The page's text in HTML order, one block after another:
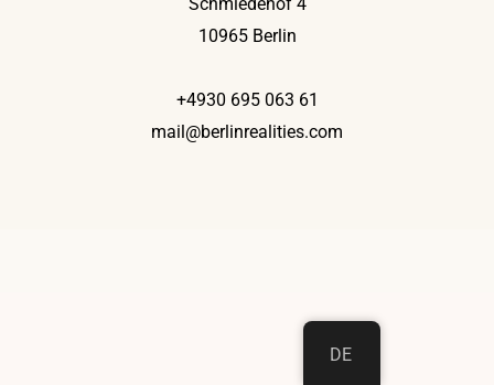
Schmiedehof 4
10965 Berlin
+4930 695 063 61
mail@berlinrealities.com
DE